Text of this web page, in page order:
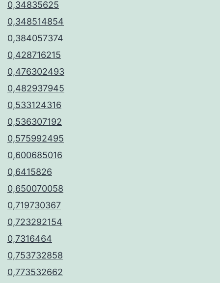
0,34835625
0,348514854
0,384057374
0,428716215
0,476302493
0,482937945
0,533124316
0,536307192
0,575992495
0,600685016
0,6415826
0,650070058
0,719730367
0,723292154
0,7316464
0,753732858
0,773532662